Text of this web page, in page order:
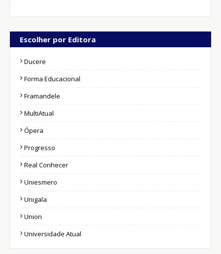
Escolher por Editora
Ducere
Forma Educacional
Framandele
MultiAtual
Ópera
Progresso
Real Conhecer
Uniesmero
Unigala
Union
Universidade Atual